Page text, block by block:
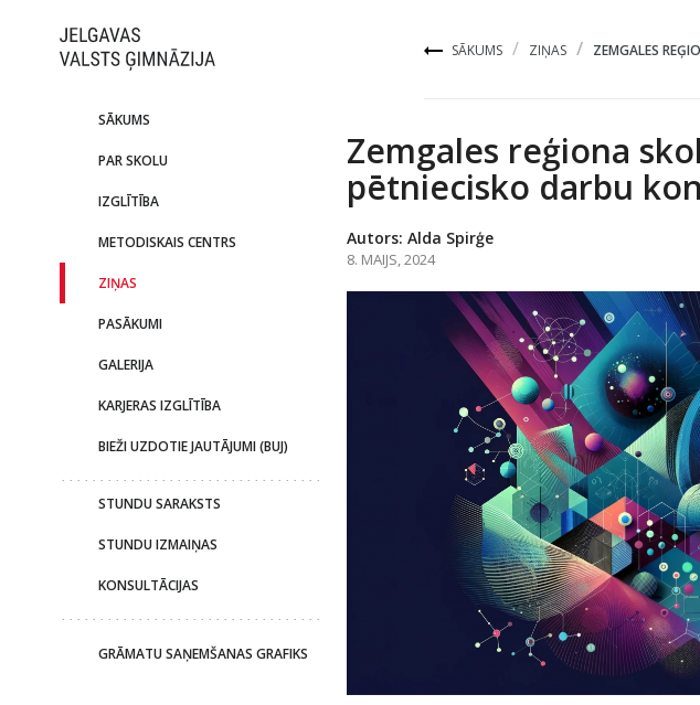
SĀKUMS ZIŅAS ZEMGALES
SĀKUMS
PAR SKOLU
IZGLĪTĪBA
METODISKAIS CENTRS
ZIŅAS
PASĀKUMI
GALERIJA
KARJERAS IZGLĪTĪBA
BIEŽI UZDOTIE JAUTĀJUMI (BUJ)
STUNDU SARAKSTS
STUNDU IZMAIŅAS
KONSULTĀCIJAS
GRĀMATU SAŅEMŠANAS GRAFIKS
Zemgales reģiona
pētniecisko darbu
Autors: Alda Spirģe
8. MAIJS, 2024